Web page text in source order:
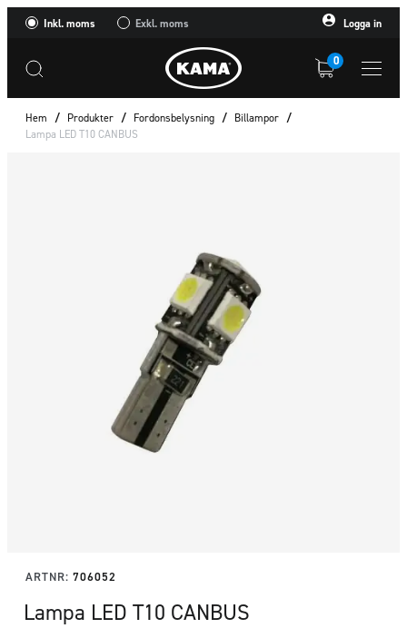
Inkl. moms Exkl. moms Logga in
0
Hem / Produkter / Fordonsbelysning / Billampor /
Lampa LED T10 CANBUS
ARTNR: 706052
Lampa LED T10 CANBUS